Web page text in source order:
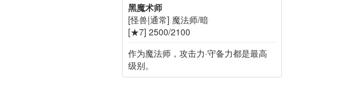
黑魔术师
[怪兽|通常] 魔法师/暗
[★7] 2500/2100
作为魔法师，攻击力·守备力都是最高
级别。